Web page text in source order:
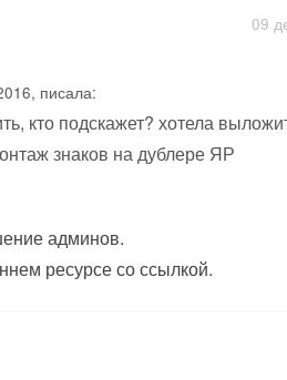
09
писала:
кто подскажет? хотела
знаков на дублере ЯР
админов.
ресурсе со ссылкой.